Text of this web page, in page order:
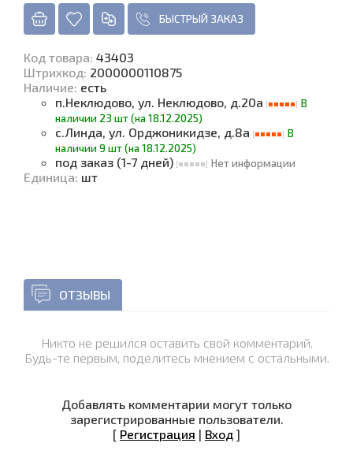
БЫСТРЫЙ ЗАКАЗ
Код товара: 43403
Штрихкод: 2000000110875
Наличие: есть
п.Неклюдово, ул. Неклюдово, д.20а
В
наличии 23 шт (на 18.12.2025)
с.Линда, ул. Орджоникидзе, д.8а
В
наличии 9 шт (на 18.12.2025)
под заказ (1-7 дней) Нет информации
Единица: шт
ОТЗЫВЫ
Никто не решился оставить свой комментарий.
Будь-те первым, поделитесь мнением с остальными.
Добавлять комментарии могут только
зарегистрированные пользователи.
[ Регистрация | Вход ]